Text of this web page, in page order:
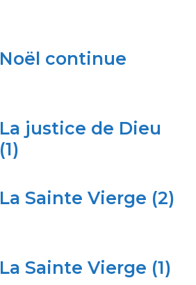
Noël continue
La justice de Dieu
(1)
La Sainte Vierge (2)
La Sainte Vierge (1)